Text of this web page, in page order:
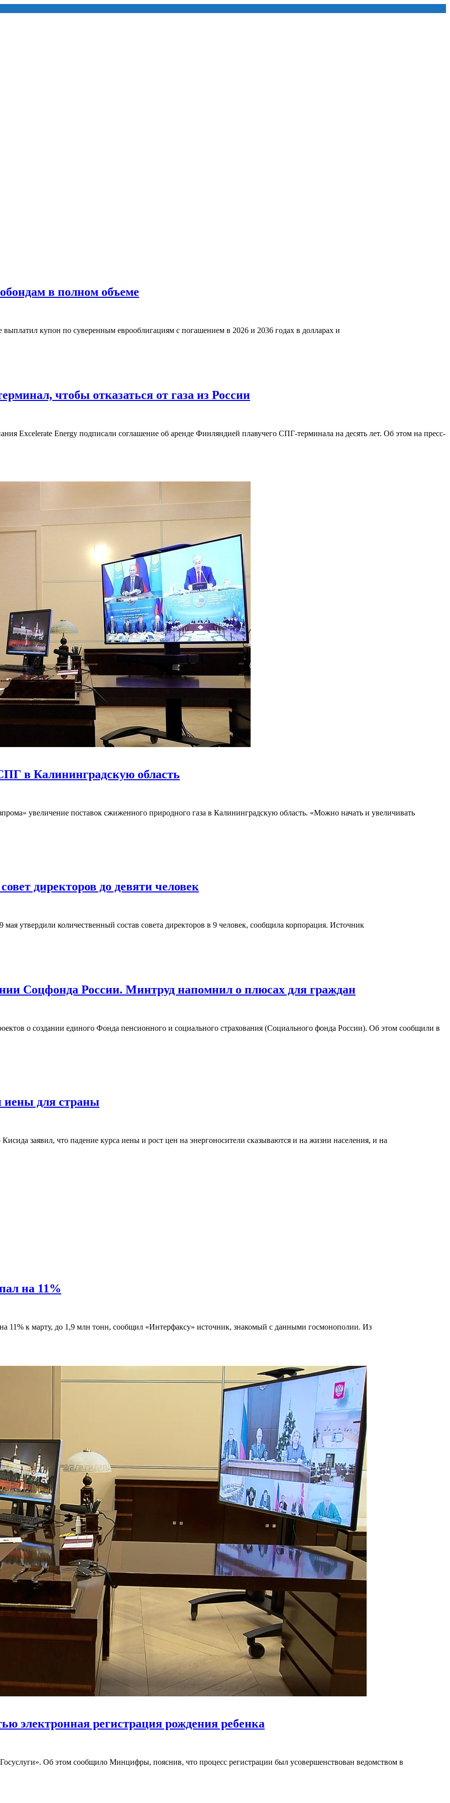
в полном объеме
купон по суверенным еврооблигациям с погашением в 2026 и 2036 годах в долларах и
чтобы отказаться от газа из России
Excelerate Energy подписали соглашение об аренде Финляндией плавучего СПГ-терминала на десять лет. Об этом на пресс-
в Калининградскую область
увеличение поставок сжиженного природного газа в Калининградскую область. «Можно начать и увеличивать
директоров до девяти человек
утвердили количественный состав совета директоров в 9 человек, сообщила корпорация. Источник
Соцфонда России. Минтруд напомнил о плюсах для граждан
о создании единого Фонда пенсионного и социального страхования (Социального фонда России). Об этом сообщили в
иены для страны
заявил, что падение курса иены и рост цен на энергоносители сказываются и на жизни населения, и на
на 11%
11% к марту, до 1,9 млн тонн, сообщил «Интерфаксу» источник, знакомый с данными госмонополии. Из
электронная регистрация рождения ребенка
Об этом сообщило Минцифры, пояснив, что процесс регистрации был усовершенствован ведомством в